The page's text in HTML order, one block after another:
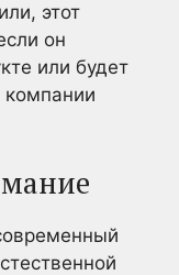
этот
он
или будет
компании